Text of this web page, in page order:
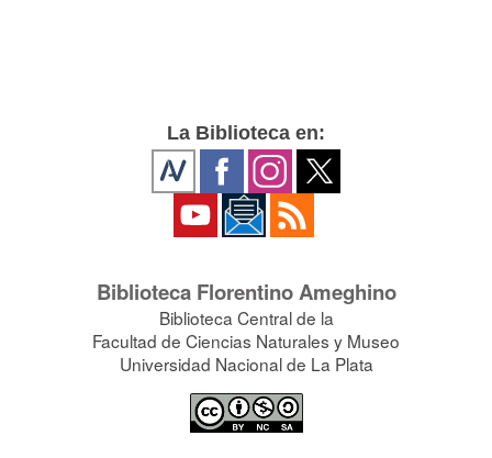
La Biblioteca en:
Biblioteca Florentino Ameghino
Biblioteca Central de la
Facultad de Ciencias Naturales y Museo
Universidad Nacional de La Plata